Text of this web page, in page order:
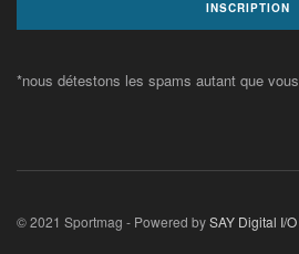
*nous détestons les spams autant que vous
© 2021 Sportmag - Powered bySAY Digital I/O